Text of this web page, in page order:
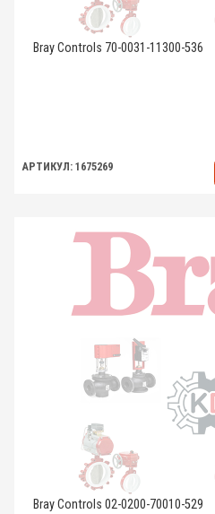
Bray Controls 70-0031-11300-536
АРТИКУЛ: 1675269
Bray Controls 02-0200-70010-529